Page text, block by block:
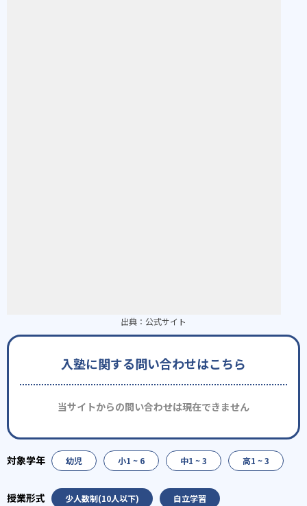
出典： 公式サイト
入塾に関する問い合わせはこちら
当サイトからの問い合わせは現在できません
幼児 小1 ~ 6 中1 ~ 3 高1 ~ 3
少人数制(10人以下) 自立学習